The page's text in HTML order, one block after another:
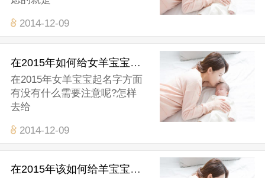
2014-12-09
在2015年如何给女羊宝宝起名
在2015年女羊宝宝起名字方面
有没有什么需要注意呢?怎样
去给
2014-12-09
在2015年该如何给羊宝宝起名